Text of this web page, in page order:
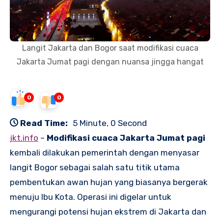
Langit Jakarta dan Bogor saat modifikasi cuaca
Jakarta Jumat pagi dengan nuansa jingga hangat
0 0
Read Time: 5 Minute, 0 Second
jkt.info – Modifikasi cuaca Jakarta Jumat pagi
kembali dilakukan pemerintah dengan menyasar
langit Bogor sebagai salah satu titik utama
pembentukan awan hujan yang biasanya bergerak
menuju Ibu Kota. Operasi ini digelar untuk
mengurangi potensi hujan ekstrem di Jakarta dan